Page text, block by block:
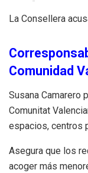
La Consellera
Comunidad
Susana Camarero
Comunitat
espacios, centros
Asegura que los
acoger más